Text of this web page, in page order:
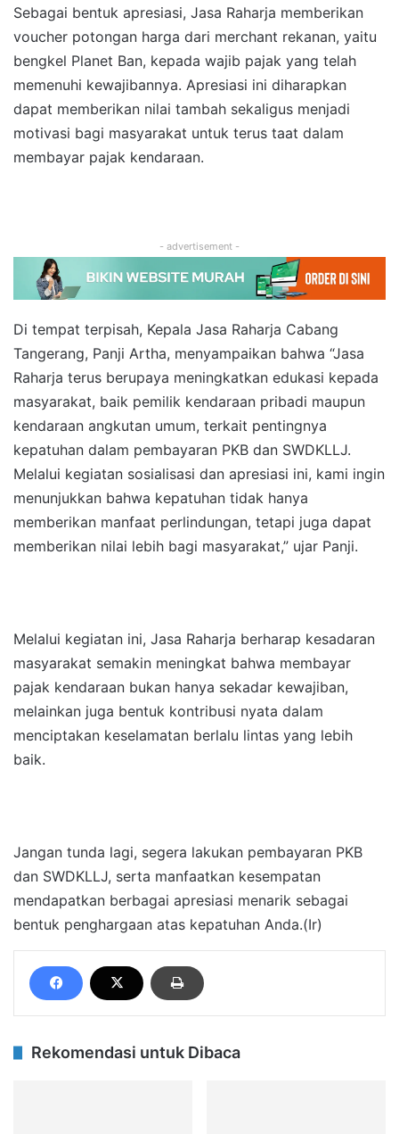
Sebagai bentuk apresiasi, Jasa Raharja memberikan
voucher potongan harga dari merchant rekanan, yaitu
bengkel Planet Ban, kepada wajib pajak yang telah
memenuhi kewajibannya. Apresiasi ini diharapkan
dapat memberikan nilai tambah sekaligus menjadi
motivasi bagi masyarakat untuk terus taat dalam
membayar pajak kendaraan.
- advertisement -
Di tempat terpisah, Kepala Jasa Raharja Cabang
Tangerang, Panji Artha, menyampaikan bahwa “Jasa
Raharja terus berupaya meningkatkan edukasi kepada
masyarakat, baik pemilik kendaraan pribadi maupun
kendaraan angkutan umum, terkait pentingnya
kepatuhan dalam pembayaran PKB dan SWDKLLJ.
Melalui kegiatan sosialisasi dan apresiasi ini, kami ingin
menunjukkan bahwa kepatuhan tidak hanya
memberikan manfaat perlindungan, tetapi juga dapat
memberikan nilai lebih bagi masyarakat,” ujar Panji.
Melalui kegiatan ini, Jasa Raharja berharap kesadaran
masyarakat semakin meningkat bahwa membayar
pajak kendaraan bukan hanya sekadar kewajiban,
melainkan juga bentuk kontribusi nyata dalam
menciptakan keselamatan berlalu lintas yang lebih
baik.
Jangan tunda lagi, segera lakukan pembayaran PKB
dan SWDKLLJ, serta manfaatkan kesempatan
mendapatkan berbagai apresiasi menarik sebagai
bentuk penghargaan atas kepatuhan Anda.(Ir)
Rekomendasi untuk Dibaca